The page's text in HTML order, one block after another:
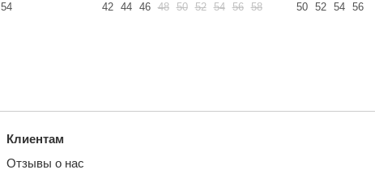
54
42
44 46 48 50 52 54 56 58
50
52 54 56
Клиентам
Отзывы о нас